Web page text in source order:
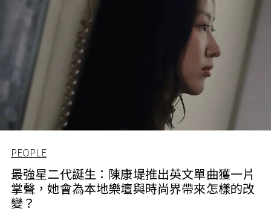
PEOPLE
最強星二代誕生：陳康堤推出英文單曲獲一片
掌聲，她會為本地樂壇與時尚界帶來怎樣的改
變？